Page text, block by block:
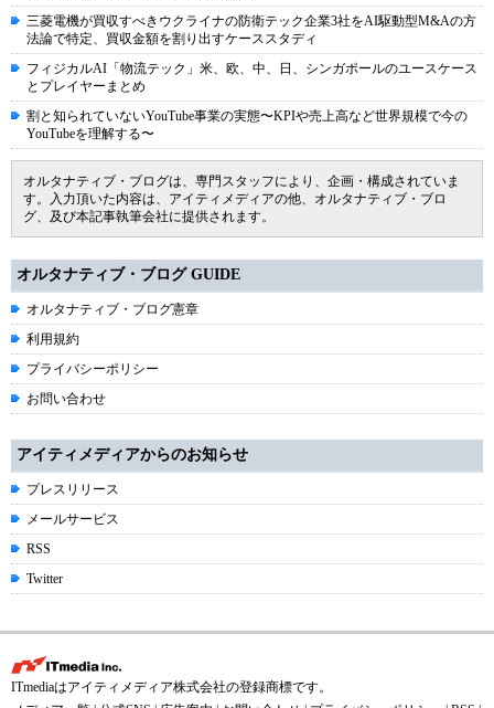
三菱電機が買収すべきウクライナの防衛テック企業3社をAI駆動型M&Aの方
法論で特定、買収金額を割り出すケーススタディ
フィジカルAI「物流テック」米、欧、中、日、シンガポールのユースケース
とプレイヤーまとめ
割と知られていないYouTube事業の実態〜KPIや売上高など世界規模で今の
YouTubeを理解する〜
オルタナティブ・ブログは、専門スタッフにより、企画・構成されていま
す。入力頂いた内容は、アイティメディアの他、オルタナティブ・ブロ
グ、及び本記事執筆会社に提供されます。
オルタナティブ・ブログ GUIDE
オルタナティブ・ブログ憲章
利用規約
プライバシーポリシー
お問い合わせ
アイティメディアからのお知らせ
プレスリリース
メールサービス
RSS
Twitter
ITmediaはアイティメディア株式会社の登録商標です。